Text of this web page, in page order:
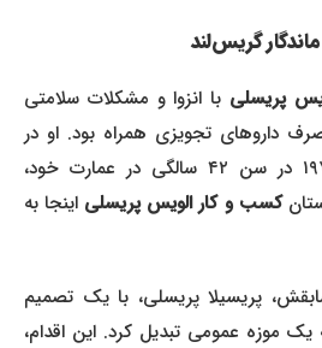
گریس‌لند
پریسلی با انزوا و مشکلات سلامتی
داروهای تجویزی همراه بود. او در
نهایت در ۱۶ آگوست ۱۹۷۷ در سن ۴۲ سالگی در عمارت خود،
کسب و کار الویس پریسلی اینجا به
پریسیلا پریسلی، با یک تصمیم
یک موزه عمومی تبدیل کرد. این اقدام،